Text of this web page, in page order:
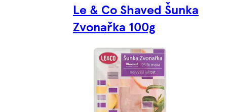
Le & Co Shaved Šunka
Zvonařka 100g